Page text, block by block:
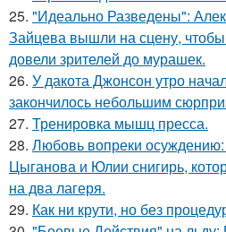
25. "Идеально Разведены":
Зайцева вышли на сцену, чтобы
довели зрителей до мурашек.
26. У дакота Джонсон утро
закончилось небольшим
27. Тренировка мышц пресса.
28. Любовь вопреки осуждению:
Цыганова и Юлии снигирь,
на два лагеря.
29. Как ни крути, но без